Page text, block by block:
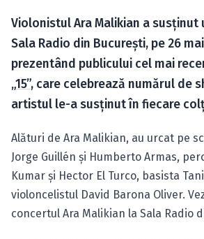
Violonistul Ara Malikian a susţinut
Sala Radio din Bucureşti, pe 26
prezentând publicului cel mai
„15”, care celebrează numărul de
artistul le-a susţinut în fiecare
Alături de Ara Malikian, au urcat pe
Jorge Guillén şi Humberto Armas,
Kumar şi Hector El Turco, basista
violoncelistul David Barona Oliver.
concertul Ara Malikian la Sala Radio